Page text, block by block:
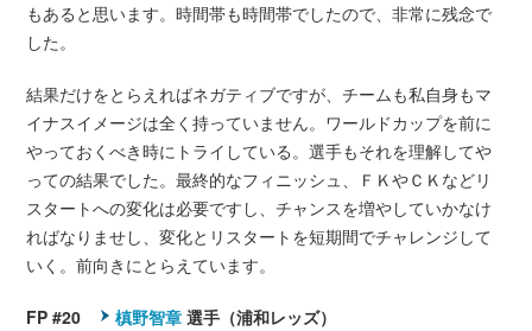
もあると思います。時間帯も時間帯でしたので、非常に残念で
した。
結果だけをとらえればネガティブですが、チームも私自身もマ
イナスイメージは全く持っていません。ワールドカップを前に
やっておくべき時にトライしている。選手もそれを理解してや
っての結果でした。最終的なフィニッシュ、ＦＫやＣＫなどリ
スタートへの変化は必要ですし、チャンスを増やしていかなけ
ればなりませし、変化とリスタートを短期間でチャレンジして
いく。前向きにとらえています。
FP #20 槙野智章 選手（浦和レッズ）